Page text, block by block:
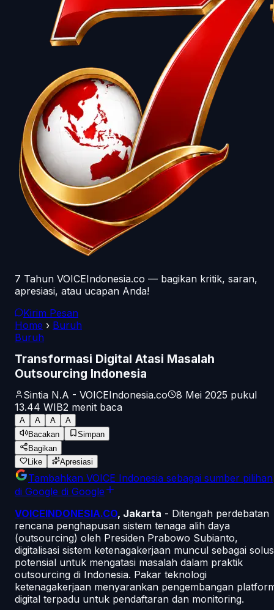
7 Tahun VOICEIndonesia.co — bagikan kritik, saran,
apresiasi, atau ucapan Anda!
Kirim Pesan
Home › Buruh
Buruh
Transformasi Digital Atasi Masalah
Outsourcing Indonesia
Sintia N.A - VOICEIndonesia.co
8 Mei 2025 pukul
13.44 WIB2 menit baca
A A A
A
Bacakan
Simpan
Bagikan
Like
Apresiasi
Tambahkan VOICE Indonesia sebagai sumber pilihan
di Google di Google
VOICEINDONESIA.CO, Jakarta - Ditengah perdebatan
rencana penghapusan sistem tenaga alih daya
(outsourcing) oleh Presiden Prabowo Subianto,
digitalisasi sistem ketenagakerjaan muncul sebagai
potensial untuk mengatasi masalah dalam praktik
outsourcing di Indonesia. Pakar teknologi
ketenagakerjaan menyarankan pengembangan
digital terpadu untuk pendaftaran dan monitoring.